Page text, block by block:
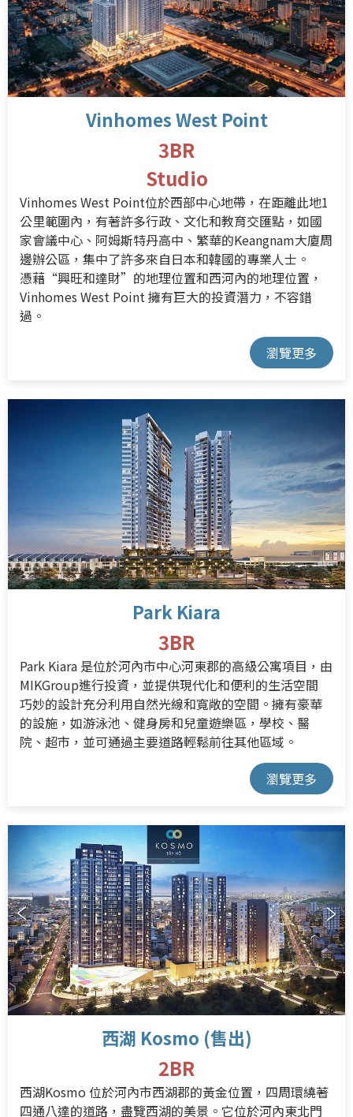
Vinhomes West Point
3BR
Studio
Vinhomes West Point位於西部中心地帶，在距離此地1
公里範圍內，有著許多行政、文化和教育交匯點，如國
家會議中心、阿姆斯特丹高中、繁華的Keangnam大廈周
邊辦公區，集中了許多來自日本和韓國的專業人士。
憑藉“興旺和達財”的地理位置和西河內的地理位置，
Vinhomes West Point 擁有巨大的投資潛力，不容錯
過。
瀏覽更多
Park Kiara
3BR
Park Kiara 是位於河內市中心河東郡的高級公寓項目， 由
MIKGroup進行投資，並提供現代化和便利的生活空間
巧妙的設計充分利用自然光線和寬敞的空間。 擁有豪華
的設施，如游泳池、健身房和兒童遊樂區，學校、醫
院、超市，並可通過主要道路輕鬆前往其他區域。
瀏覽更多
西湖 Kosmo (售出)
2BR
西湖Kosmo 位於河內市西湖郡的黃金位置，四周環繞著
四通八達的道路，盡覽西湖的美景。它位於河內東北門